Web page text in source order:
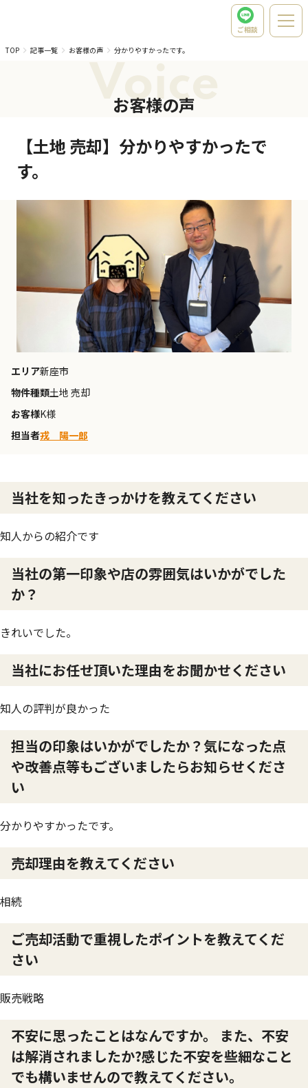
ご相談
TOP
記事一覧 お客様の声 分かりやすかったです。
Voice
お客様の声
【土地 売却】分かりやすかったで
す。
エリア新座市
物件種類土地 売却
お客様K様
担当者戎 陽一郎
当社を知ったきっかけを教えてください
知人からの紹介です
当社の第一印象や店の雰囲気はいかがでした
か？
きれいでした。
当社にお任せ頂いた理由をお聞かせください
知人の評判が良かった
担当の印象はいかがでしたか？気になった点
や改善点等もございましたらお知らせくださ
い
分かりやすかったです。
売却理由を教えてください
相続
ご売却活動で重視したポイントを教えてくだ
さい
販売戦略
不安に思ったことはなんですか。 また、不安
は解消されましたか?感じた不安を些細なこと
でも構いませんので教えてください。